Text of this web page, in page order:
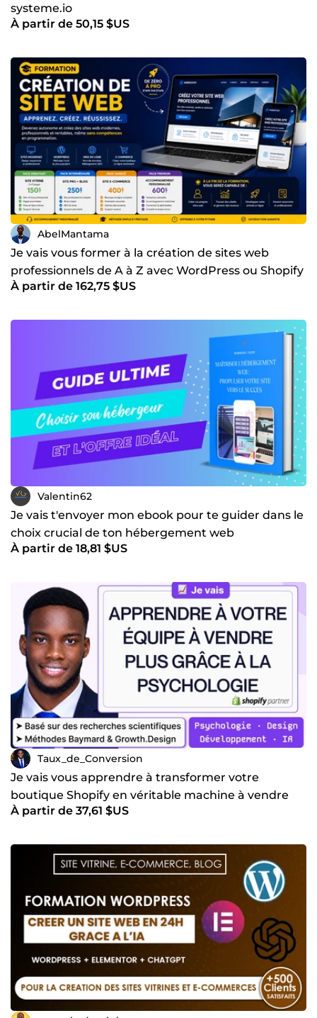
systeme.io
À partir de 50,15 $US
AbelMantama
Je vais vous former à la création de sites web
professionnels de A à Z avec WordPress ou Shopify
À partir de 162,75 $US
Valentin62
Je vais t'envoyer mon ebook pour te guider dans le
choix crucial de ton hébergement web
À partir de 18,81 $US
Taux_de_Conversion
Je vais vous apprendre à transformer votre
boutique Shopify en véritable machine à vendre
À partir de 37,61 $US